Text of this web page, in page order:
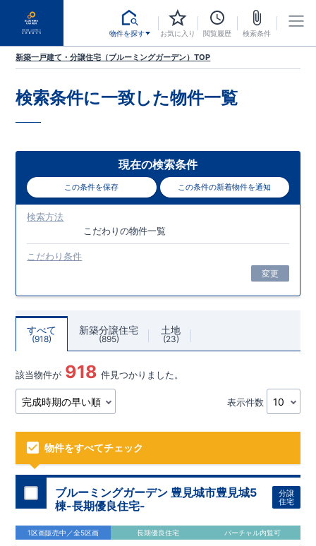
物件を探す お気に入り 閲覧履歴 検索条件
新築一戸建て・分譲住宅（ブルーミングガーデン）TOP
検索条件に一致した物件一覧
現在の検索条件
この条件を保存 この条件の新着物件を通知
検索方法
こだわりの物件一覧
こだわり条件
変更
すべて
918
新築分譲住宅
895
土地
23
該当物件が 918 件見つかりました。
表示件数
物件をすべてチェック
ブルーミングガーデン 豊見城市豊見城5
棟-長期優良住宅-
分譲
住宅
1区画販売中／全5区画 長期優良住宅 バーチャル内覧可